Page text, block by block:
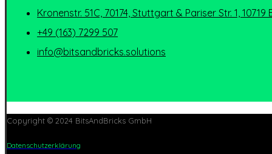
Kronenstr. 51C, 70174, Stuttgart & Pariser Str. 1, 10719
+49 (163) 7299 507
info@bitsandbricks.solutions
Copyright © 2024 BitsAndBricks GmbH
Datenschutzerklärung